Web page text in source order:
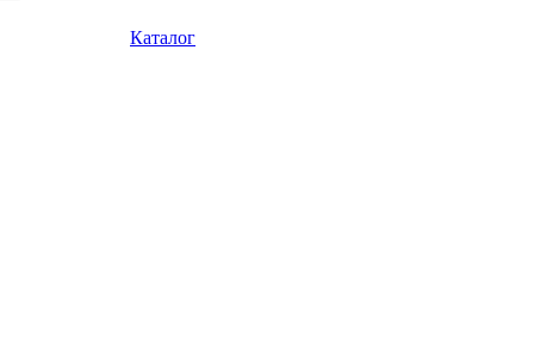
Каталог